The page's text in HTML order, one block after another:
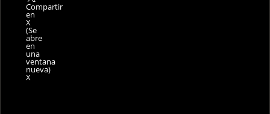
Compartir
en
X
(Se
abre
en
una
ventana
nueva)
X